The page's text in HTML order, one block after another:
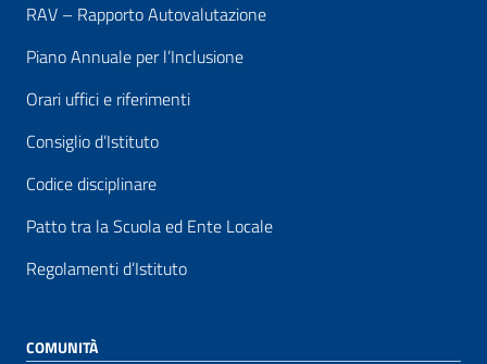
RAV – Rapporto Autovalutazione
Piano Annuale per l’Inclusione
Orari uffici e riferimenti
Consiglio d’Istituto
Codice disciplinare
Patto tra la Scuola ed Ente Locale
Regolamenti d’Istituto
COMUNITÀ